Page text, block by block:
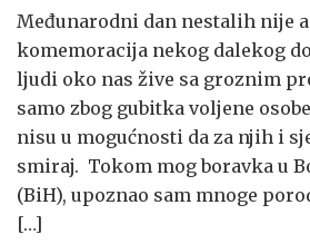
Međunarodni dan nestalih nije
komemoracija nekog dalekog
ljudi oko nas žive sa groznim
samo zbog gubitka voljene
nisu u mogućnosti da za njih i
smiraj. Tokom mog boravka u
(BiH), upoznao sam mnoge
[…]